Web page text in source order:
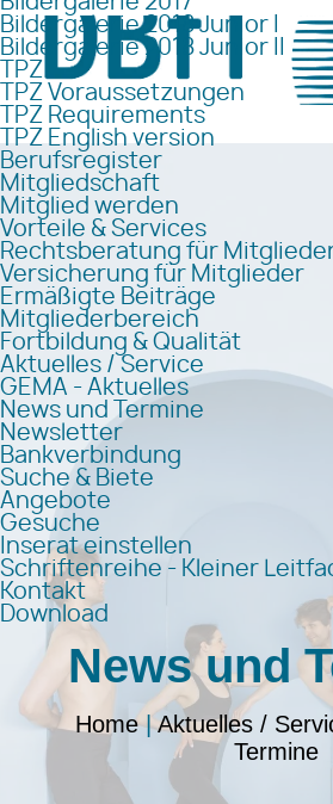
Bildergalerie 2018 Junior I
Bildergalerie 2018 Junior II
TPZ
TPZ Voraussetzungen
TPZ Requirements
TPZ English version
Berufsregister
Mitgliedschaft
Mitglied werden
Vorteile & Services
Rechtsberatung für
Versicherung für Mitglieder
Ermäßigte Beiträge
Mitgliederbereich
Fortbildung & Qualität
Aktuelles / Service
GEMA - Aktuelles
News und Termine
Newsletter
Bankverbindung
Suche & Biete
Angebote
Gesuche
Inserat einstellen
Schriftenreihe - Kleiner
Kontakt
Download
News und
Home|Aktuelles /
Termine